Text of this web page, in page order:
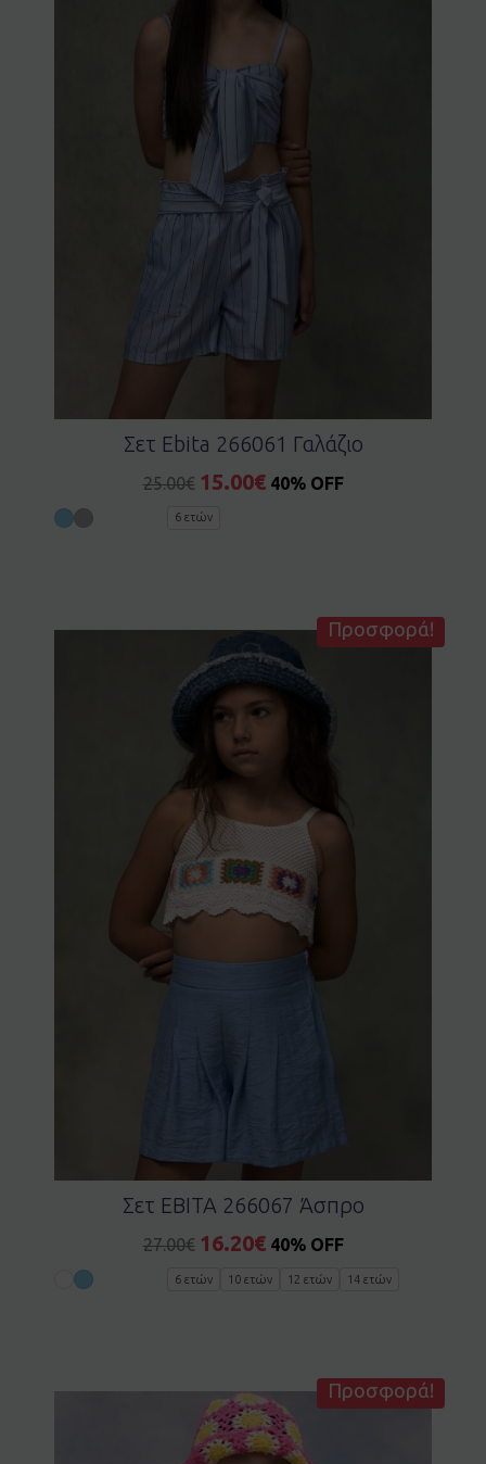
Σετ Ebita 266061 Γαλάζιο
25.00€ 15.00€ 40% OFF
6 ετών
Προσφορά!
Σετ EBITA 266067 Άσπρο
27.00€ 16.20€ 40% OFF
6 ετών 10 ετών 12 ετών 14 ετών
Προσφορά!